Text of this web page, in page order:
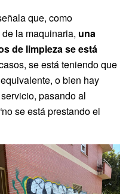
que, como
la maquinaria, una
de limpieza se está
se está teniendo que
o bien hay
pasando al
se está prestando el